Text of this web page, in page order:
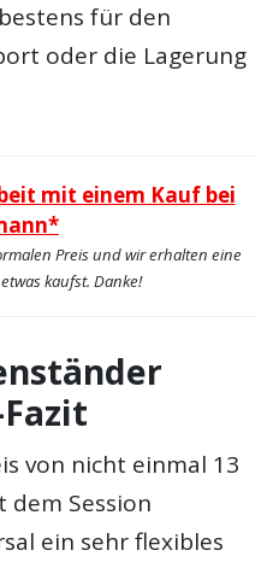
für den
oder die Lagerung
mit einem Kauf bei
Preis und wir erhalten eine
kaufst. Danke!
von nicht einmal 13
dem Session
ein sehr flexibles